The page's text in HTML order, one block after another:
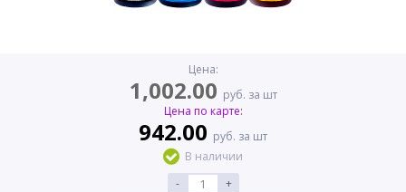
Цена:
1,002.00 руб. за шт
Цена по карте:
942.00 руб. за шт
В наличии
-
+